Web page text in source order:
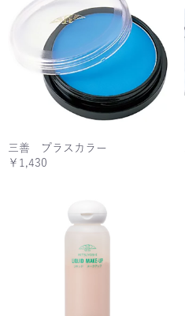
三善 プラスカラー
￥1,430